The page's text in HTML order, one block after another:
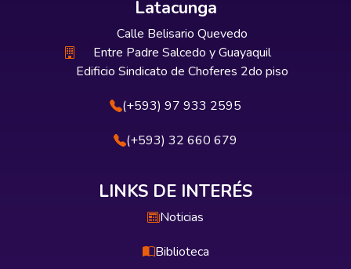
Latacunga
Calle Belisario Quevedo
Entre Padre Salcedo y Guayaquil
Edificio Sindicato de Choferes 2do piso
(+593) 97 933 2595
(+593) 32 660 679
LINKS DE INTERÉS
Noticias
Biblioteca